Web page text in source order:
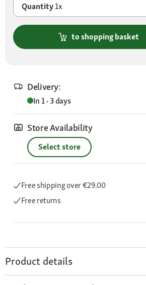
Quantity1x
to shopping basket
Delivery:
In 1 - 3 days
Store Availability
Select store
Free shippingover €29.00
Free returns
Product details